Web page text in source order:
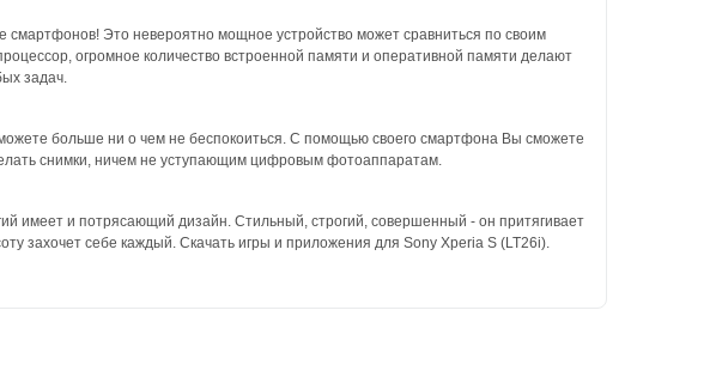
смартфонов! Это невероятно мощное устройство может сравниться по своим
огромное количество встроенной памяти и оперативной памяти делают
задач.
больше ни о чем не беспокоиться. С помощью своего смартфона Вы сможете
снимки, ничем не уступающим цифровым фотоаппаратам.
имеет и потрясающий дизайн. Стильный, строгий, совершенный - он притягивает
захочет себе каждый. Скачать игры и приложения для Sony Xperia S (LT26i).